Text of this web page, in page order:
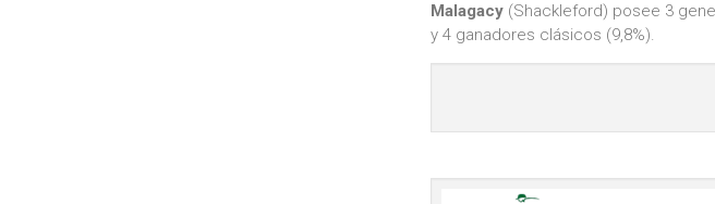
Malagacy(Shackleford) posee 3
y 4 ganadores clásicos (9,8%).